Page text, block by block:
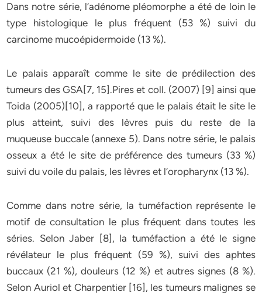
Dans notre série, l’adénome pléomorphe a été de loin le
type histologique le plus fréquent (53 %) suivi du
carcinome mucoépidermoide (13 %).
Le palais apparaît comme le site de prédilection des
tumeurs des GSA[7, 15].Pires et coll. (2007) [9] ainsi que
Toida (2005)[10], a rapporté que le palais était le site le
plus atteint, suivi des lèvres puis du reste de la
muqueuse buccale (annexe 5). Dans notre série, le palais
osseux a été le site de préférence des tumeurs (33 %)
suivi du voile du palais, les lèvres et l’oropharynx (13 %).
Comme dans notre série, la tuméfaction représente le
motif de consultation le plus fréquent dans toutes les
séries. Selon Jaber [8], la tuméfaction a été le signe
révélateur le plus fréquent (59 %), suivi des aphtes
buccaux (21 %), douleurs (12 %) et autres signes (8 %).
Selon Auriol et Charpentier [16], les tumeurs malignes se